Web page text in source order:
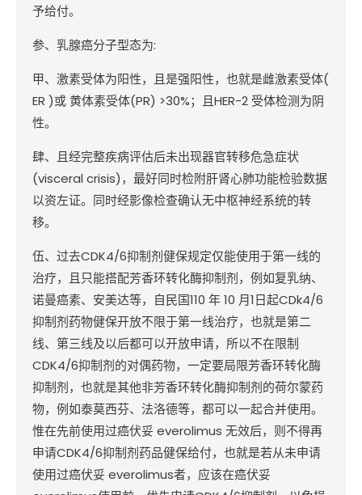
予给付。
参、乳腺癌分子型态为:
甲、激素受体为阳性，且是强阳性，也就是雌激素受体(
ER )或 黄体素受体(PR) >30%；且HER-2 受体检测为阴
性。
肆、且经完整疾病评估后未出现器官转移危急症状
(visceral crisis)，最好同时检附肝肾心肺功能检验数据
以资左证。同时经影像检查确认无中枢神经系统的转
移。
伍、过去CDK4/6抑制剂健保规定仅能使用于第一线的
治疗，且只能搭配芳香环转化酶抑制剂，例如复乳纳、
诺曼癌素、安美达等，自民国110 年10 月1日起CDk4/6
抑制剂药物健保开放不限于第一线治疗，也就是第二
线、第三线及以后都可以开放申请，所以不在限制
CDK4/6抑制剂的对偶药物，一定要局限芳香环转化酶
抑制剂，也就是其他非芳香环转化酶抑制剂的荷尔蒙药
物，例如泰莫西芬、法洛德等，都可以一起合并使用。
惟在先前使用过癌伏妥everolimus 无效后，则不得再
申请CDK4/6抑制剂药品健保给付，也就是若从未申请
使用过癌伏妥everolimus者，应该在癌伏妥